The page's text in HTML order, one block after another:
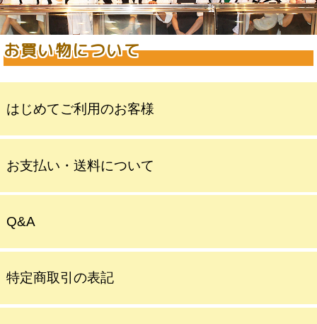
お買い物について
はじめてご利用のお客様
お支払い・送料について
Q&A
特定商取引の表記